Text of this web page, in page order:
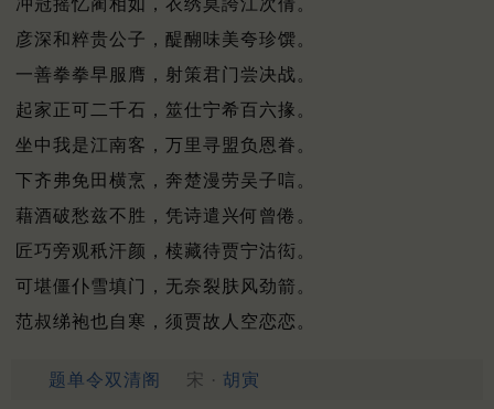
彦深和粹贵公子，醍醐味美夸珍馔。
一善拳拳早服膺，射策君门尝决战。
起家正可二千石，筮仕宁希百六掾。
坐中我是江南客，万里寻盟负恩眷。
下齐弗免田横烹，奔楚漫劳吴子唁。
藉酒破愁兹不胜，凭诗遣兴何曾倦。
匠巧旁观秖汗颜，椟藏待贾宁沽衒。
可堪僵仆雪填门，无奈裂肤风劲箭。
范叔绨袍也自寒，须贾故人空恋恋。
题单令双清阁 宋 · 胡寅